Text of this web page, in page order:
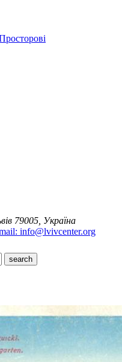
79005, Україна
info@lvivcenter.org
search